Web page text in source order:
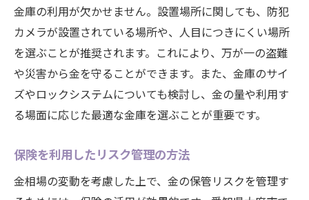
地元ニュースが金市場に与える影響
投資家心理とその変化の観察
金相場を活かした賢い資産管理愛知県大府市の
実例
資産ポートフォリオにおける金の役割
愛知県大府市での金投資成功事例
リスクヘッジとしての金の効果
金庫の利用が欠かせません。設置場所に関しても、防犯
カメラが設置されている場所や、人目につきにくい場所
を選ぶことが推奨されます。これにより、万が一の盗難
や災害から金を守ることができます。また、金庫のサイ
ズやロックシステムについても検討し、金の量や利用す
る場面に応じた最適な金庫を選ぶことが重要です。
保険を利用したリスク管理の方法
金相場の変動を考慮した上で、金の保管リスクを管理す